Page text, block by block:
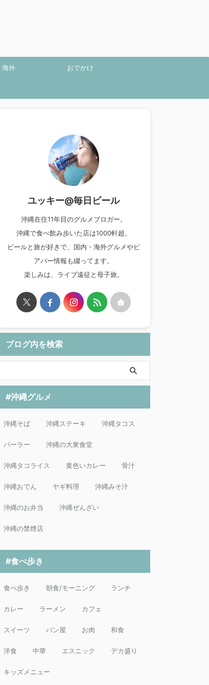
海外 おでかけ
ユッキー@毎日ビール
沖縄在住11年目のグルメブロガー。
沖縄で食べ飲み歩いた店は1000軒超。
ビールと旅が好きで、国内・海外グルメやビ
アバー情報も綴ってます。
楽しみは、ライブ遠征と母子旅。
ブログ内を検索
#沖縄グルメ
沖縄そば 沖縄ステーキ 沖縄タコス
パーラー 沖縄の大衆食堂
沖縄タコライス 黄色いカレー 骨汁
沖縄おでん ヤギ料理 沖縄みそ汁
沖縄のお弁当 沖縄ぜんざい
沖縄の禁煙店
#食べ歩き
食べ歩き 朝食/モーニング ランチ
カレー ラーメン カフェ
スイーツ パン屋 お肉 和食
洋食 中華 エスニック デカ盛り
キッズメニュー